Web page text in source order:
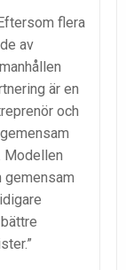
flera
av
är en
och
Modellen
gemensam